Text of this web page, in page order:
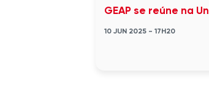
GEAP se reúne na
10 JUN 2025 - 17H20